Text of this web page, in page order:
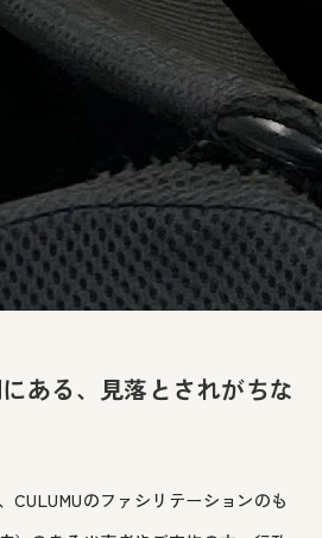
ある、見落とされがちな
CULUMUのファシリテーションのも